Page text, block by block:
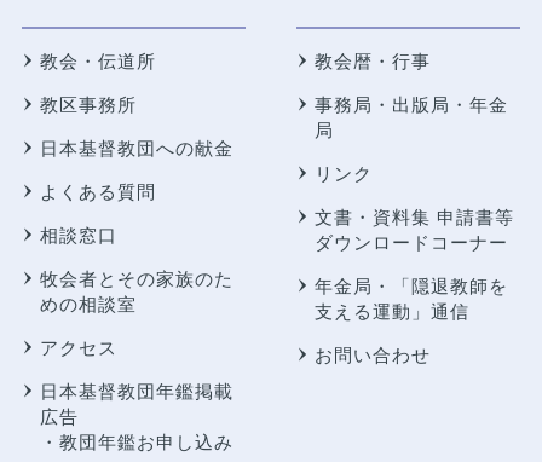
教会・伝道所
教区事務所
日本基督教団への献金
よくある質問
相談窓口
牧会者とその家族のた
めの相談室
アクセス
日本基督教団年鑑掲載
広告
・教団年鑑お申し込み
教会暦・行事
事務局・出版局・年金
局
リンク
文書・資料集 申請書等
ダウンロードコーナー
年金局・
「隠退教師を
支える運動」通信
お問い合わせ